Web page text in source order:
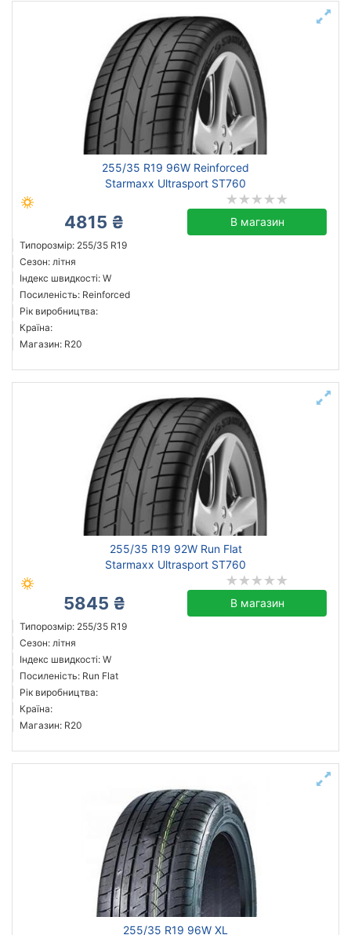
255/35 R19 96W Reinforced
Starmaxx Ultrasport ST760
4815 ₴ В магазин
Типорозмір: 255/35 R19
Сезон: літня
Індекс швидкості: W
Посиленість: Reinforced
Рік виробництва:
Країна:
Магазин: R20
255/35 R19 92W Run Flat
Starmaxx Ultrasport ST760
5845 ₴ В магазин
Типорозмір: 255/35 R19
Сезон: літня
Індекс швидкості: W
Посиленість: Run Flat
Рік виробництва:
Країна:
Магазин: R20
255/35 R19 96W XL